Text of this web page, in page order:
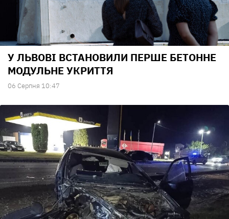
У ЛЬВОВІ ВСТАНОВИЛИ ПЕРШЕ БЕТОННЕ
МОДУЛЬНЕ УКРИТТЯ
06 Серпня 10:47